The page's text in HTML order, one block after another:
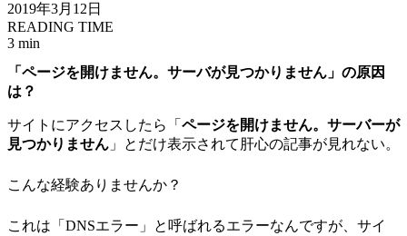
2019年3月12日
READING TIME
3 min
「ページを開けません。サーバが見つかりません」の原因
は？
サイトにアクセスしたら「 ページを開けません。サーバーが
見つかりません 」とだけ表示されて肝心の記事が見れない。
こんな経験ありませんか？
これは「DNSエラー」と呼ばれるエラーなんですが、サイ